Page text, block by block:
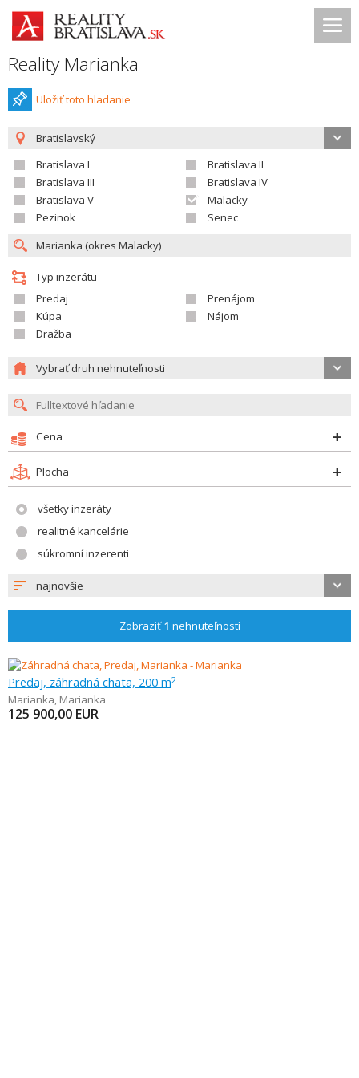
Reality Marianka
Uložiť toto hladanie
Bratislavský
Bratislava I
Bratislava II
Bratislava III
Bratislava IV
Bratislava V
Malacky
Pezinok
Senec
Typ inzerátu
Predaj
Prenájom
Kúpa
Nájom
Dražba
Vybrať druh nehnuteľnosti
Cena
Plocha
všetky inzeráty
realitné kancelárie
súkromní inzerenti
najnovšie
Zobraziť1 nehnuteľností
Predaj, záhradná chata, 200 m2
Marianka, Marianka
125 900,00 EUR